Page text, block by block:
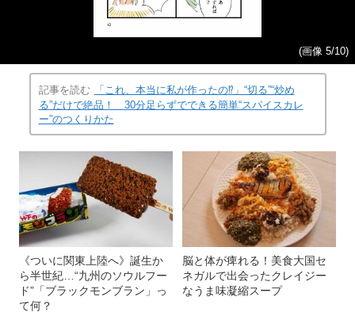
(画像 5/10)
記事を読む
「これ、本当に私が作ったの⁉」“切る”“炒め
る”だけで絶品！ 30分足らずでできる簡単“スパイスカレ
ー”のつくりかた
《ついに関東上陸へ》誕生か
ら半世紀…“九州のソウルフー
ド”「ブラックモンブラン」っ
て何？
脳と体が痺れる！美食大国セ
ネガルで出会ったクレイジー
なうま味凝縮スープ